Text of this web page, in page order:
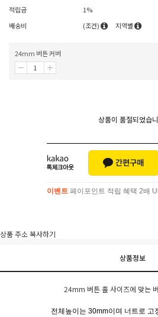
적립금
1%
배송비
(조건) 지역별
24mm 버튼 커버
상품이 품절되었습
이벤트 페이포인트 적립 혜택 2배
상품 주소 복사하기
상품정보
24mm 버튼 홀 사이즈에 맞는
전체높이는 30mm이며 너트로 고